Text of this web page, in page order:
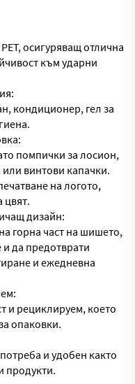
осигуряващ отлична
към ударни
кондиционер, гел за
помпички за лосион,
винтови капачки.
на логото,
цвят.
дизайн:
горна част на шишето,
и да предотврати
и ежедневна
и рециклируем, което
опаковки.
и удобен както
продукти.